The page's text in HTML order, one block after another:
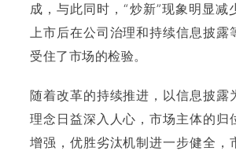
成，与此同时，“炒新”现象明显减
上市后在公司治理和持续信息披露
受住了市场的检验。
随着改革的持续推进，以信息披露
理念日益深入人心，市场主体的归
增强，优胜劣汰机制进一步健全，